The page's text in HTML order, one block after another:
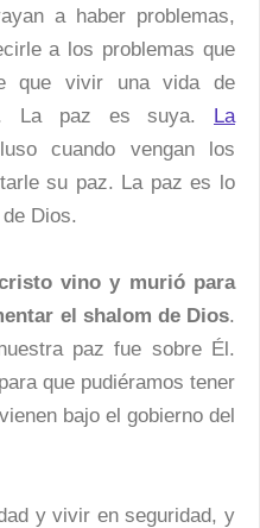
a haber problemas,
a los problemas que
que vivir una vida de
La paz es suya. La
cuando vengan los
su paz. La paz es lo
Dios.
vino y murió para
el shalom de Dios.
paz fue sobre Él.
que pudiéramos tener
bajo el gobierno del
y vivir en seguridad, y